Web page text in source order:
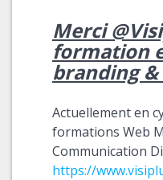
Merci
formation
branding &
Actuellement en
formations Web
Communication
https://